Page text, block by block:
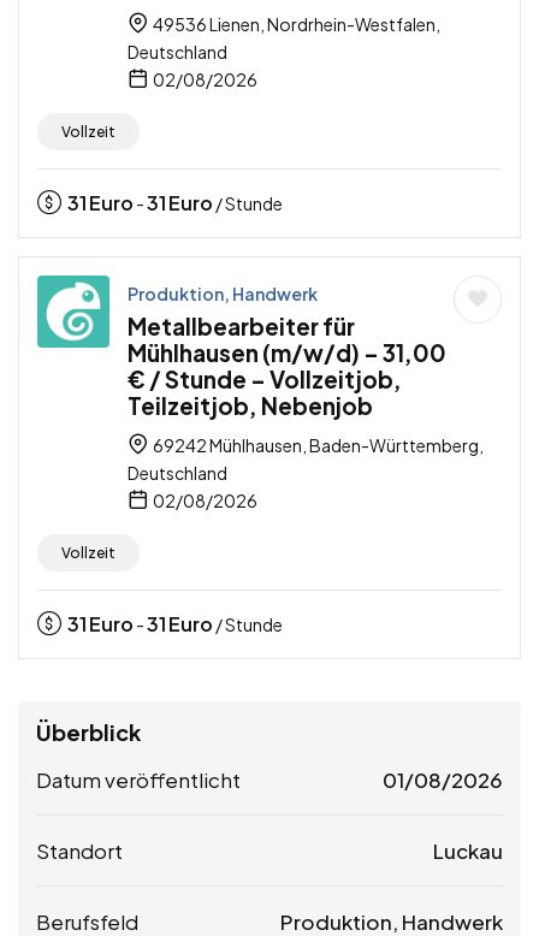
49536 Lienen, Nordrhein-Westfalen,
Deutschland
02/08/2026
Vollzeit
31Euro -31Euro / Stunde
Produktion, Handwerk
Metallbearbeiter für
Mühlhausen (m/w/d) – 31,00
€ / Stunde – Vollzeitjob,
Teilzeitjob, Nebenjob
69242 Mühlhausen, Baden-Württemberg,
Deutschland
02/08/2026
Vollzeit
31Euro -31Euro / Stunde
Überblick
Datum veröffentlicht 01/08/2026
Standort Luckau
Berufsfeld Produktion, Handwerk